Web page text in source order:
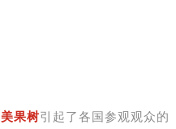
美果树引起了各国参观观众的